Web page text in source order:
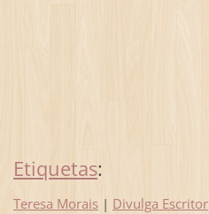
Etiquetas:
Teresa Morais | Divulga Escritor